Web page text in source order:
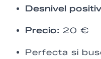
Desnivel
Precio: 20 €
Perfecta si